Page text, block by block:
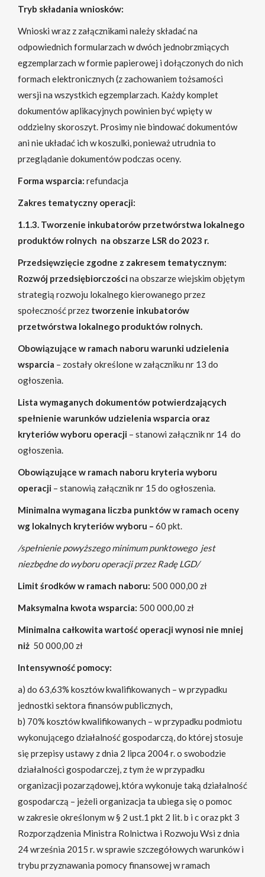
Tryb składania wniosków:
Wnioski wraz z załącznikami należy składać na
odpowiednich formularzach w dwóch jednobrzmiących
egzemplarzach w formie papierowej i dołączonych do nich
formach elektronicznych (z zachowaniem tożsamości
wersji na wszystkich egzemplarzach. Każdy komplet
dokumentów aplikacyjnych powinien być wpięty w
oddzielny skoroszyt. Prosimy nie bindować dokumentów
ani nie układać ich w koszulki, ponieważ utrudnia to
przeglądanie dokumentów podczas oceny.
Forma wsparcia: refundacja
Zakres tematyczny operacji:
1.1.3. Tworzenie inkubatorów przetwórstwa lokalnego
produktów rolnych na obszarze LSR do 2023 r.
Przedsięwzięcie zgodne z zakresem tematycznym:
Rozwój przedsiębiorczości na obszarze wiejskim objętym
strategią rozwoju lokalnego kierowanego przez
społeczność przez tworzenie inkubatorów
przetwórstwa lokalnego produktów rolnych.
Obowiązujące w ramach naboru warunki udzielenia
wsparcia – zostały określone w załączniku nr 13 do
ogłoszenia.
Lista wymaganych dokumentów potwierdzających
spełnienie warunków udzielenia wsparcia oraz
kryteriów wyboru operacji – stanowi załącznik nr 14 do
ogłoszenia.
Obowiązujące w ramach naboru kryteria wyboru
operacji – stanowią załącznik nr 15 do ogłoszenia.
Minimalna wymagana liczba punktów w ramach oceny
wg lokalnych kryteriów wyboru – 60 pkt.
/spełnienie powyższego minimum punktowego jest
niezbędne do wyboru operacji przez Radę LGD/
Limit środków w ramach naboru: 500 000,00 zł
Maksymalna kwota wsparcia: 500 000,00 zł
Minimalna całkowita wartość operacji wynosi nie mniej
niż 50 000,00 zł
Intensywność pomocy:
a) do 63,63% kosztów kwalifikowanych – w przypadku
jednostki sektora finansów publicznych,
b) 70% kosztów kwalifikowanych – w przypadku podmiotu
wykonującego działalność gospodarczą, do której stosuje
się przepisy ustawy z dnia 2 lipca 2004 r. o swobodzie
działalności gospodarczej, z tym że w przypadku
organizacji pozarządowej, która wykonuje taką działalność
gospodarczą – jeżeli organizacja ta ubiega się o pomoc
w zakresie określonym w § 2 ust.1 pkt 2 lit. b i c oraz pkt 3
Rozporządzenia Ministra Rolnictwa i Rozwoju Wsi z dnia
24 września 2015 r. w sprawie szczegółowych warunków i
trybu przyznawania pomocy finansowej w ramach